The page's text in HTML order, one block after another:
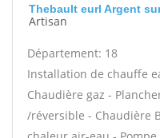
Thebault eurl Argent
Artisan
Département: 18
Installation de chauffe
Chaudière gaz -
/réversible - Chaudière